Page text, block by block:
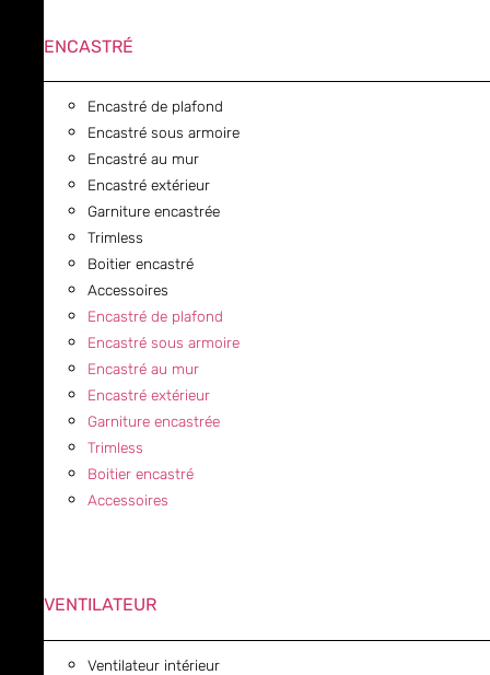
ENCASTRÉ
Encastré de plafond
Encastré sous armoire
Encastré au mur
Encastré extérieur
Garniture encastrée
Trimless
Boitier encastré
Accessoires
Encastré de plafond
Encastré sous armoire
Encastré au mur
Encastré extérieur
Garniture encastrée
Trimless
Boitier encastré
Accessoires
VENTILATEUR
Ventilateur intérieur